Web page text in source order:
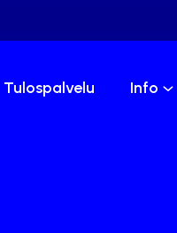
Tulospalvelu Info